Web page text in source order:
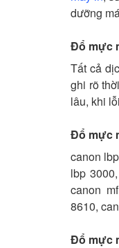
dưỡng
Đổ mực
Tất cả
ghi rõ
lâu, khi
Đổ mực
canon
lbp
canon
8610,
Đổ mực